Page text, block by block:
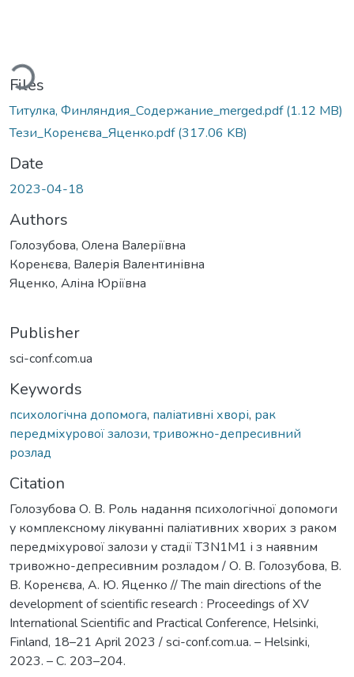
Files
Титулка, Финляндия_Содержание_merged.pdf(1.12 MB)
Тези_Коренєва_Яценко.pdf(317.06 KB)
Date
2023-04-18
Authors
Голозубова, Олена Валеріївна
Коренєва, Валерія Валентинівна
Яценко, Аліна Юріївна
Publisher
sci-conf.com.ua
Keywords
психологічна допомога, паліативні хворі, рак
передміхурової залози, тривожно-депресивний
розлад
Citation
Голозубова О. В. Роль надання психологічної допомоги
у комплексному лікуванні паліативних хворих з раком
передміхурової залози у стадії T3N1M1 і з наявним
тривожно-депресивним розладом / О. В. Голозубова, В.
В. Коренєва, А. Ю. Яценко // The main directions of the
development of scientific research : Proceedings of XV
International Scientific and Practical Conference, Helsinki,
Finland, 18–21 April 2023 / sci-conf.com.ua. – Helsinki,
2023. – С. 203–204.